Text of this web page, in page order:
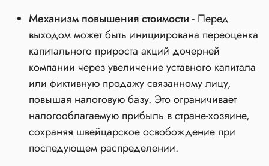
Механизм повышения стоимости - Перед
выходом может быть инициирована переоценка
капитального прироста акций дочерней
компании через увеличение уставного капитала
или фиктивную продажу связанному лицу,
повышая налоговую базу. Это ограничивает
налогооблагаемую прибыль в стране‑хозяине,
сохраняя швейцарское освобождение при
последующем распределении.